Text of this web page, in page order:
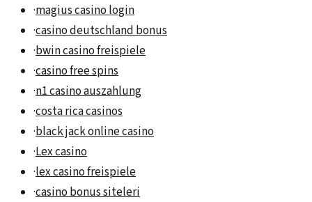
·magius casino login
·casino deutschland bonus
·bwin casino freispiele
·casino free spins
·n1 casino auszahlung
·costa rica casinos
·black jack online casino
·Lex casino
·lex casino freispiele
·casino bonus siteleri